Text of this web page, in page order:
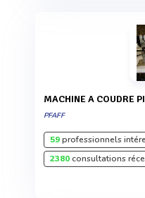
MACHINE A COUDRE
PFAFF
59professionnels
2380consultations